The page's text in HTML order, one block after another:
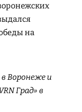
на
Воронеже и
Град» в